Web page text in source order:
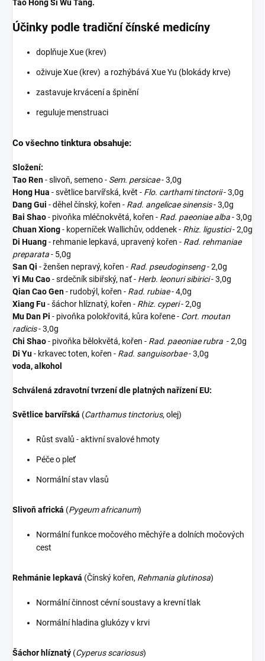
Tao Hong Si Wu Tang.
Účinky podle tradiční čínské medicíny
doplňuje Xue (krev)
oživuje Xue (krev) a rozhýbává Xue Yu (blokády krve)
zastavuje krvácení a špinění
reguluje menstruaci
Co všechno tinktura obsahuje:
Složení:
Tao Ren- slivoň, semeno - Sem. persicae- 3,0g
Hong Hua - světlice barvířská, květ - Flo. carthami tinctorii- 3,0g
Dang Gui - děhel čínský, kořen - Rad. angelicae sinensis- 3,0g
Bai Shao- pivoňka mléčnokvětá, kořen - Rad. paeoniae alba- 3,0g
Chuan Xiong- koperníček Wallichův, oddenek - Rhiz. ligustici- 2,0g
Di Huang- rehmanie lepkavá, upravený kořen - Rad. rehmaniae
preparata- 5,0g
San Qi - ženšen nepravý, kořen - Rad. pseudoginseng- 2,0g
Yi Mu Cao- srdečník sibiřský, nať - Herb. leonuri sibirici- 3,0g
Qian Cao Gen- rudobýl, kořen - Rad. rubiae- 4,0g
Xiang Fu- šáchor hlíznatý, kořen - Rhiz. cyperi- 2,0g
Mu Dan Pi - pivoňka polokřovitá, kůra kořene - Cort. moutan
radicis- 3,0g
Chi Shao- pivoňka bělokvětá, kořen - Rad. paeoniae rubra - 2,0g
Di Yu- krkavec toten, kořen - Rad. sanguisorbae- 3,0g
voda, alkohol
Schválená zdravotní tvrzení dle platných nařízení EU:
Světlice barvířská (Carthamus tinctorius, olej)
Růst svalů - aktivní svalové hmoty
Péče o pleť
Normální stav vlasů
Slivoň africká (Pygeum africanum)
Normální funkce močového měchýře a dolních močových
cest
Rehmánie lepkavá (Čínský kořen, Rehmania glutinosa)
Normální činnost cévní soustavy a krevní tlak
Normální hladina glukózy v krvi
Šáchor hlíznatý (Cyperus scariosus)